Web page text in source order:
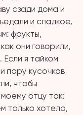
сзади дома и
и сладкое,
фрукты,
они говорили,
я тайком
пару кусочков
чтобы
отцу так:
только хотела,